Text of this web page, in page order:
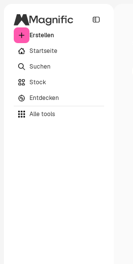
Erstellen
Startseite
Suchen
Stock
Entdecken
Alle tools